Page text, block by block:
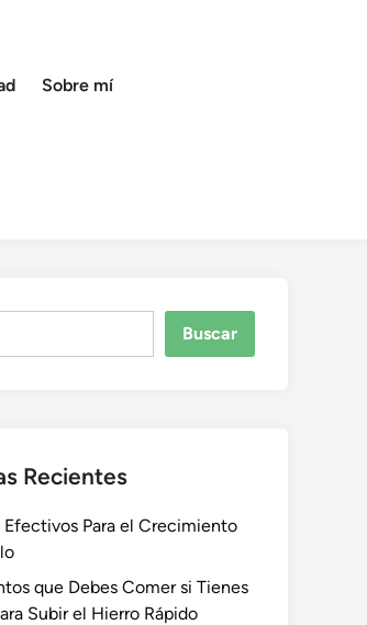
Sobre mí
Buscar
Recientes
Efectivos Para el Crecimiento
que Debes Comer si Tienes
Subir el Hierro Rápido